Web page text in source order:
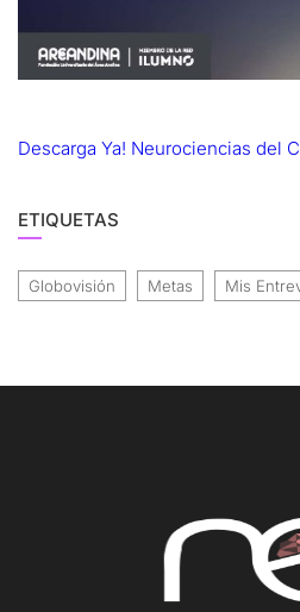
Descarga Ya! Neurociencias del
ETIQUETAS
Globovisión Metas Mis